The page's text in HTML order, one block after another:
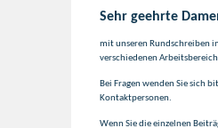
Sehr geehrte
mit unseren Rundschreiben
verschiedenen
Bei Fragen wenden Sie sich
Kontaktpersonen.
Wenn Sie die einzelnen